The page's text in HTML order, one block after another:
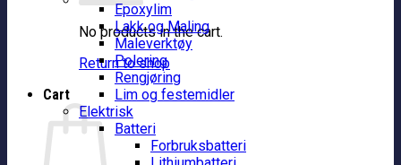
No products in the cart.
Return to shop
Cart
Epoxylim
Lakk og Maling
Maleverktøy
Polering
Rengjøring
Lim og festemidler
Elektrisk
Batteri
Forbruksbatteri